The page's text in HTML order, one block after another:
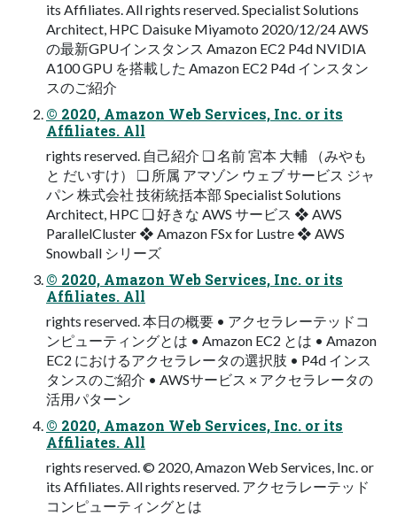
its Affiliates. All rights reserved. Specialist Solutions
Architect, HPC Daisuke Miyamoto 2020/12/24 AWS
の最新GPUインスタンス Amazon EC2 P4d NVIDIA
A100 GPU を搭載した Amazon EC2 P4d インスタン
スのご紹介
© 2020, Amazon Web Services, Inc. or its
Affiliates. All
rights reserved. 自己紹介 ❏ 名前 宮本 大輔 （みやも
と だいすけ） ❏ 所属 アマゾン ウェブ サービス ジャ
パン 株式会社 技術統括本部 Specialist Solutions
Architect, HPC ❏ 好きな AWS サービス ❖ AWS
ParallelCluster ❖ Amazon FSx for Lustre ❖ AWS
Snowball シリーズ
© 2020, Amazon Web Services, Inc. or its
Affiliates. All
rights reserved. 本日の概要 • アクセラレーテッドコ
ンピューティングとは • Amazon EC2 とは • Amazon
EC2 におけるアクセラレータの選択肢 • P4d インス
タンスのご紹介 • AWSサービス × アクセラレータの
活用パターン
© 2020, Amazon Web Services, Inc. or its
Affiliates. All
rights reserved. © 2020, Amazon Web Services, Inc. or
its Affiliates. All rights reserved. アクセラレーテッド
コンピューティングとは